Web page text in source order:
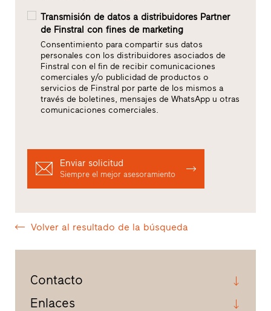
Transmisión de datos a distribuidores Partner
de Finstral con fines de marketing
Consentimiento para compartir sus datos
personales con los distribuidores asociados de
Finstral con el fin de recibir comunicaciones
comerciales y/o publicidad de productos o
servicios de Finstral por parte de los mismos a
través de boletines, mensajes de WhatsApp u otras
comunicaciones comerciales.
Enviar solicitud
Siempre el mejor asesoramiento
Volver al resultado de la búsqueda
Contacto
Enlaces